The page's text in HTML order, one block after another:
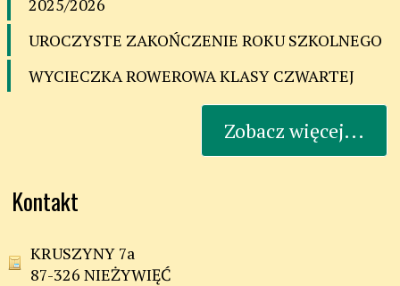
2025/2026
UROCZYSTE ZAKOŃCZENIE ROKU SZKOLNEGO
WYCIECZKA ROWEROWA KLASY CZWARTEJ
Zobacz więcej...
Kontakt
KRUSZYNY 7a
87-326 NIEŻYWIĘĆ